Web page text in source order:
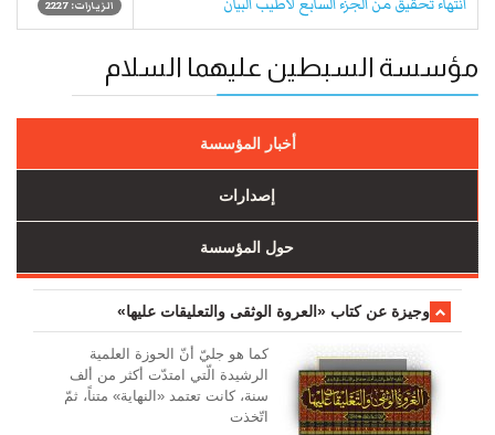
انتهاء تحقيق من الجزء السابع لأطيب البيان الزيارات: 2227
مؤسسة السبطين عليهما السلام
أخبار المؤسسة
إصدارات
حول المؤسسة
وجیزة عن کتاب «العروة الوثقی والتعلیقات علیها»
کما هو جليّ أنّ الحوزة العلمیة
الرشیدة الّتي امتدّت أكثر من ألف
سنة، كانت تعتمد «النهاية» متناً، ثمّ
اتّخذت